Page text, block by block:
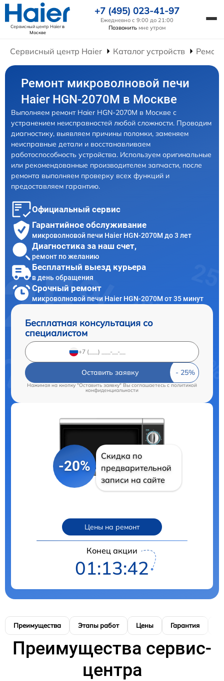
Сервисный центр Haierв
Москве
+7 (495) 023-41-97
Ежедневно с 9:00 до 21:00
Позвонить мне утром
Сервисный центр Haier Каталог устройств
Ремонт микроволновой печи
Haier HGN-2070M в Москве
Выполняем ремонт Haier HGN-2070M в Москве с
устранением неисправностей любой сложности. Проводим
диагностику, выявляем причины поломки, заменяем
неисправные детали и восстанавливаем
работоспособность устройства. Используем оригинальные
или рекомендованные производителем запчасти, после
ремонта выполняем проверку всех функций и
предоставляем гарантию.
Официальный сервис
Гарантийное обслуживание
микроволновой печи Haier HGN-2070M до 3 лет
Диагностика за наш счет,
ремонт по желанию
Бесплатный выезд курьера
в день обращения
Срочный ремонт
микроволновой печи Haier HGN-2070M от 35 минут
Бесплатная консультация со
специалистом
Оставить заявку
Нажимая на кнопку "Оставить заявку" Вы соглашаетесь cполитикой
конфиденциальности
-20%
Скидка по
предварительной
записи на сайте
Цены на ремонт
Конец акции
01:13:41
Преимущества Этапы работ Цены Гарантия
Преимущества сервис-
центра